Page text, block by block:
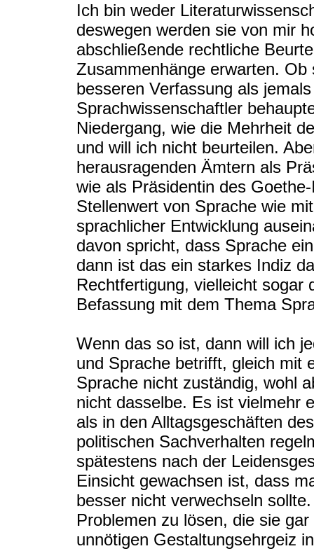
Ich bin weder
deswegen werden sie von mir
abschließende rechtliche
Zusammenhänge erwarten.
besseren Verfassung als
Sprachwissenschaftler
Niedergang, wie die Mehrheit
und will ich nicht beurteilen.
herausragenden Ämtern als
wie als Präsidentin des
Stellenwert von Sprache wie
sprachlicher Entwicklung
davon spricht, dass Sprache
dann ist das ein starkes Indiz
Rechtfertigung, vielleicht sogar
Befassung mit dem Thema
Wenn das so ist, dann will ich
und Sprache betrifft, gleich mit
Sprache nicht zuständig, wohl
nicht dasselbe. Es ist vielmehr
als in den Alltagsgeschäften
politischen Sachverhalten
spätestens nach der
Einsicht gewachsen ist, dass
besser nicht verwechseln
Problemen zu lösen, die sie
unnötigen Gestaltungsehrgeiz